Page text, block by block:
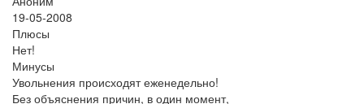
19-05-2008
Плюсы
Нет!
Минусы
Увольнения происходят еженедельно!
Без объяснения причин, в один момент,